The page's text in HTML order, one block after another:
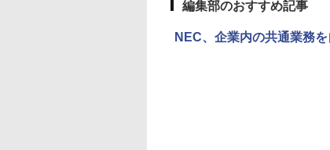
編集部のおすすめ記事
NEC、企業内の共通業務